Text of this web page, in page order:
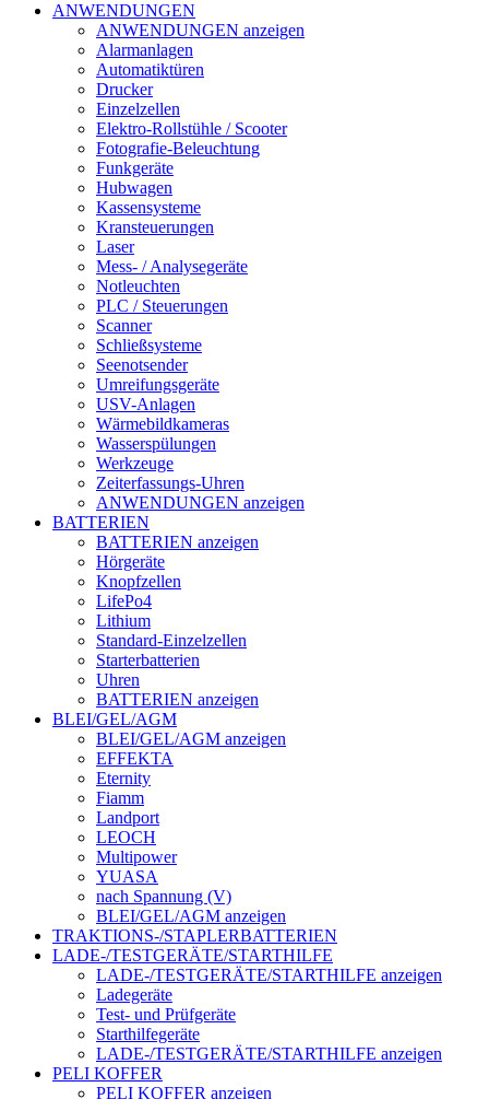
ANWENDUNGEN
ANWENDUNGEN anzeigen
Alarmanlagen
Automatiktüren
Drucker
Einzelzellen
Elektro-Rollstühle / Scooter
Fotografie-Beleuchtung
Funkgeräte
Hubwagen
Kassensysteme
Kransteuerungen
Laser
Mess- / Analysegeräte
Notleuchten
PLC / Steuerungen
Scanner
Schließsysteme
Seenotsender
Umreifungsgeräte
USV-Anlagen
Wärmebildkameras
Wasserspülungen
Werkzeuge
Zeiterfassungs-Uhren
ANWENDUNGEN anzeigen
BATTERIEN
BATTERIEN anzeigen
Hörgeräte
Knopfzellen
LifePo4
Lithium
Standard-Einzelzellen
Starterbatterien
Uhren
BATTERIEN anzeigen
BLEI/GEL/AGM
BLEI/GEL/AGM anzeigen
EFFEKTA
Eternity
Fiamm
Landport
LEOCH
Multipower
YUASA
nach Spannung (V)
BLEI/GEL/AGM anzeigen
TRAKTIONS-/STAPLERBATTERIEN
LADE-/TESTGERÄTE/STARTHILFE
LADE-/TESTGERÄTE/STARTHILFE anzeigen
Ladegeräte
Test- und Prüfgeräte
Starthilfegeräte
LADE-/TESTGERÄTE/STARTHILFE anzeigen
PELI KOFFER
PELI KOFFER anzeigen